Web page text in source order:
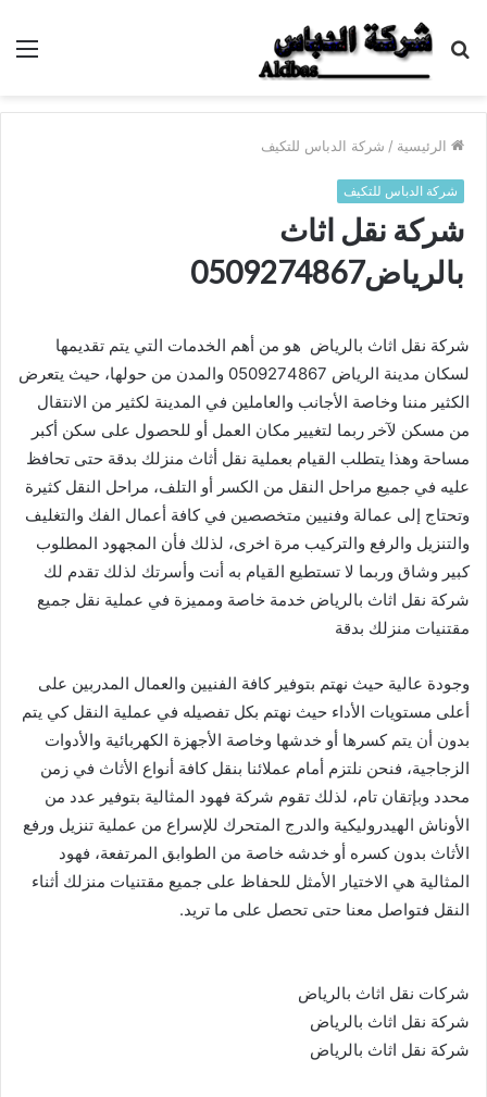
بحث
عن
الرئيسية / شركة الدباس للتكيف
شركة الدباس للتكيف
شركة نقل اثاث
بالرياض0509274867
شركة نقل اثاث بالرياض هو من أهم الخدمات التي يتم تقديمها
لسكان مدينة الرياض 0509274867 والمدن من حولها، حيث يتعرض
الكثير مننا وخاصة الأجانب والعاملين في المدينة لكثير من الانتقال
من مسكن لآخر ربما لتغيير مكان العمل أو للحصول على سكن أكبر
مساحة وهذا يتطلب القيام بعملية نقل أثاث منزلك بدقة حتى تحافظ
عليه في جميع مراحل النقل من الكسر أو التلف، مراحل النقل كثيرة
وتحتاج إلى عمالة وفنيين متخصصين في كافة أعمال الفك والتغليف
والتنزيل والرفع والتركيب مرة اخرى، لذلك فأن المجهود المطلوب
كبير وشاق وربما لا تستطيع القيام به أنت وأسرتك لذلك تقدم لك
شركة نقل اثاث بالرياض خدمة خاصة ومميزة في عملية نقل جميع
مقتنيات منزلك بدقة
وجودة عالية حيث نهتم بتوفير كافة الفنيين والعمال المدربين على
أعلى مستويات الأداء حيث نهتم بكل تفصيله في عملية النقل كي يتم
بدون أن يتم كسرها أو خدشها وخاصة الأجهزة الكهربائية والأدوات
الزجاجية، فنحن نلتزم أمام عملائنا بنقل كافة أنواع الأثاث في زمن
محدد وبإتقان تام، لذلك تقوم شركة فهود المثالية بتوفير عدد من
الأوناش الهيدروليكية والدرج المتحرك للإسراع من عملية تنزيل ورفع
الأثاث بدون كسره أو خدشه خاصة من الطوابق المرتفعة، فهود
المثالية هي الاختيار الأمثل للحفاظ على جميع مقتنيات منزلك أثناء
النقل فتواصل معنا حتى تحصل على ما تريد.
شركات نقل اثاث بالرياض
شركة نقل اثاث بالرياض
شركة نقل اثاث بالرياض